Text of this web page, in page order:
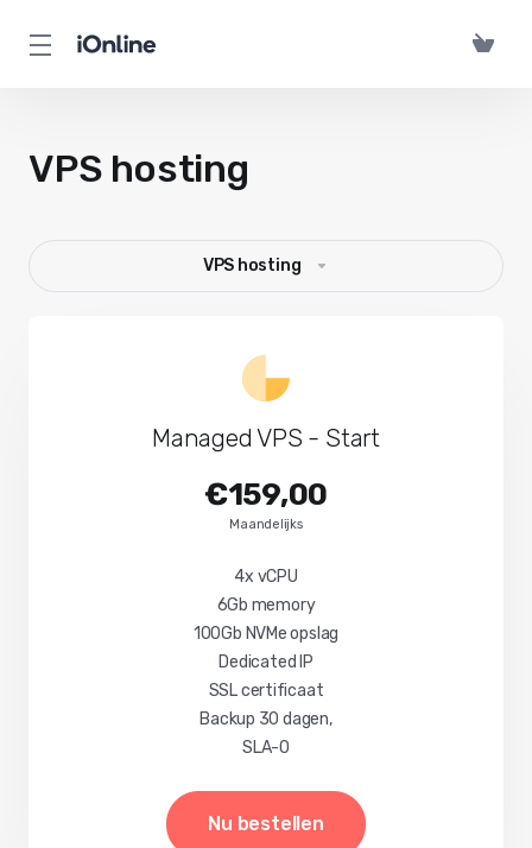
VPS hosting
VPS hosting
Managed VPS - Start
€159,00
Maandelijks
4x vCPU
6Gb memory
100Gb NVMe opslag
Dedicated IP
SSL certificaat
Backup 30 dagen,
SLA-0
Nu bestellen